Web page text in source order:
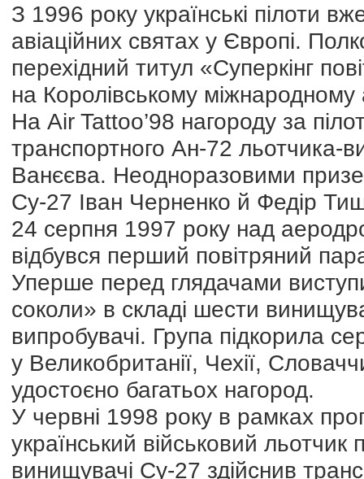
З 1996 року українські пілоти
авіаційних святах у Європі.
перехідний титул «Суперкінг
на Королівському міжнародному
На Air Tattoo’98 нагороду за
транспортного Ан-72 льотчика-
Ванєєва. Неодноразовими
Су-27 Іван Черненко й Федір
24 серпня 1997 року над
відбувся перший повітряний
Уперше перед глядачами
соколи» в складі шести
випробувачі. Група підкорила
у Великобританії, Чехії,
удостоєно багатьох нагород.
У червні 1998 року в рамках
український військовий
винищувачі Су-27 здійснив